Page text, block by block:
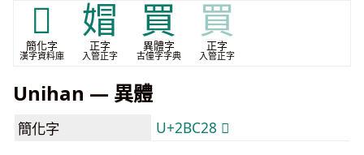
𫰨
簡化字
漢字資料庫
媢
正字
入管正字
買
異體字
古僮字字典
買
正字
入管正字
Unihan — 異體
簡化字 U+2BC28 𫰨